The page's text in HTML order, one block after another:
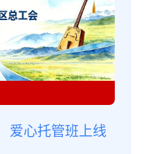
爱心托管班上线